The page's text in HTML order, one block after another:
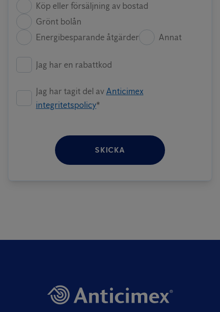
Köp eller försäljning av bostad
Grönt bolån
Energibesparande åtgärder
Annat
Jag har en rabattkod
Jag har tagit del avAnticimex
integritetspolicy*
SKICKA